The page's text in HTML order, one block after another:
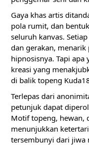
Gaya khas artis
pola rumit, dan
seluruh kanvas.
dan gerakan,
hipnosisnya. Tapi apa
kreasi yang
di balik topeng
Terlepas dari
petunjuk dapat
Motif topeng, hewan,
menunjukkan
tersembunyi dari jiwa